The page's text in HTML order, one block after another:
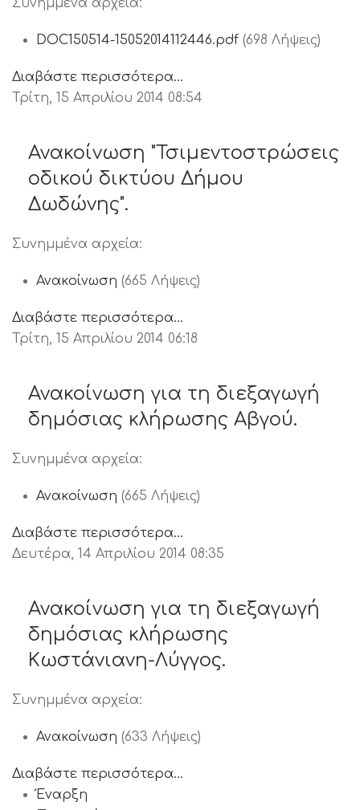
Συνημμένα αρχεία:
DOC150514-15052014112446.pdf (698 Λήψεις)
Διαβάστε περισσότερα...
Τρίτη, 15 Απριλίου 2014 08:54
Ανακοίνωση "Τσιμεντοστρώσεις
οδικού δικτύου Δήμου
Δωδώνης".
Συνημμένα αρχεία:
Ανακοίνωση (665 Λήψεις)
Διαβάστε περισσότερα...
Τρίτη, 15 Απριλίου 2014 06:18
Ανακοίνωση για τη διεξαγωγή
δημόσιας κλήρωσης Αβγού.
Συνημμένα αρχεία:
Ανακοίνωση (665 Λήψεις)
Διαβάστε περισσότερα...
Δευτέρα, 14 Απριλίου 2014 08:35
Ανακοίνωση για τη διεξαγωγή
δημόσιας κλήρωσης
Κωστάνιανη-Λύγγος.
Συνημμένα αρχεία:
Ανακοίνωση (633 Λήψεις)
Διαβάστε περισσότερα...
Έναρξη